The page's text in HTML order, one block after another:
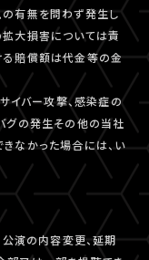
有無を問わず発生し
大損害については責
る賠償額は代金等の金
サイバー攻撃、感染症の
グの発生その他の当社
なかった場合には、い
演の内容変更、延期